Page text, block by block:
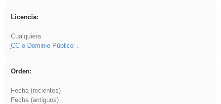
Licencia:
Cualquiera
CCo Dominio Público
Orden:
Fecha (recientes)
Fecha (antiguos)